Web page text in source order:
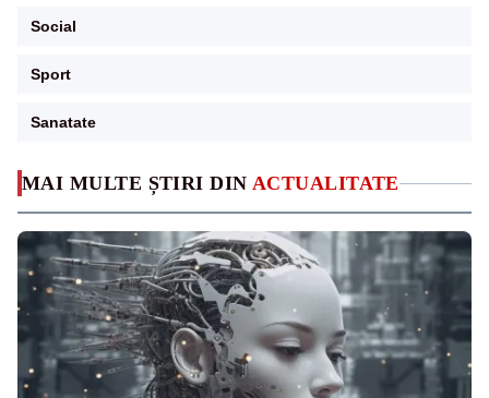
MAI MULTE ȘTIRI DIN ACTUALITATE
Social
Sport
Sanatate